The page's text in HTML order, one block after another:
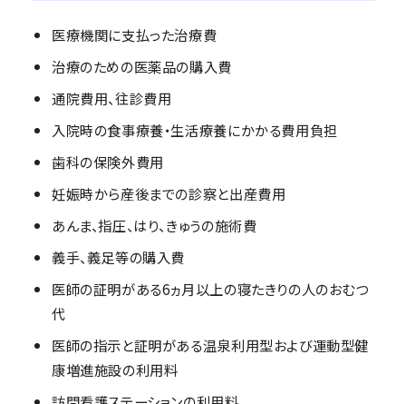
医療機関に支払った治療費
治療のための医薬品の購入費
通院費用、往診費用
入院時の食事療養・生活療養にかかる費用負担
歯科の保険外費用
妊娠時から産後までの診察と出産費用
あんま、指圧、はり、きゅうの施術費
義手、義足等の購入費
医師の証明がある6ヵ月以上の寝たきりの人のおむつ
代
医師の指示と証明がある温泉利用型および運動型健
康増進施設の利用料